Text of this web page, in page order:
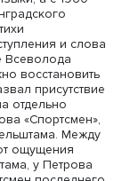
на фоне
и
МВД как
через Надежду
книги, на
публикации,
Надеждой
о